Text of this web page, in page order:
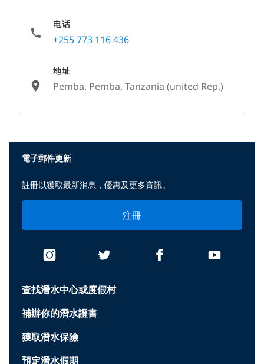
电话
+255 773 116 436
地址
Pemba, Pemba, Tanzania (united Rep.)
查找潛水中心或度假村
補辦你的潛水證書
獲取潛水保險
預定潛水假期
電子郵件更新
註冊以獲取最新消息，優惠及更多資訊。
注冊